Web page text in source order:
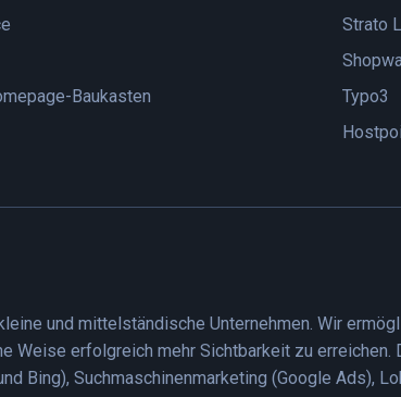
Strato
Baukasten
Typo3
und mittelständische Unternehmen. Wir
erfolgreich mehr Sichtbarkeit zu erreichen.
Bing), Suchmaschinenmarketing (Google Ads),